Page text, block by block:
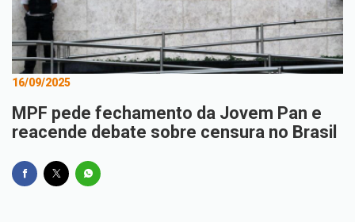
16/09/2025
MPF pede fechamento da Jovem Pan e
reacende debate sobre censura no Brasil